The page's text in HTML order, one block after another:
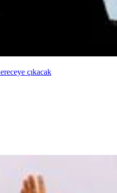
çıkacak